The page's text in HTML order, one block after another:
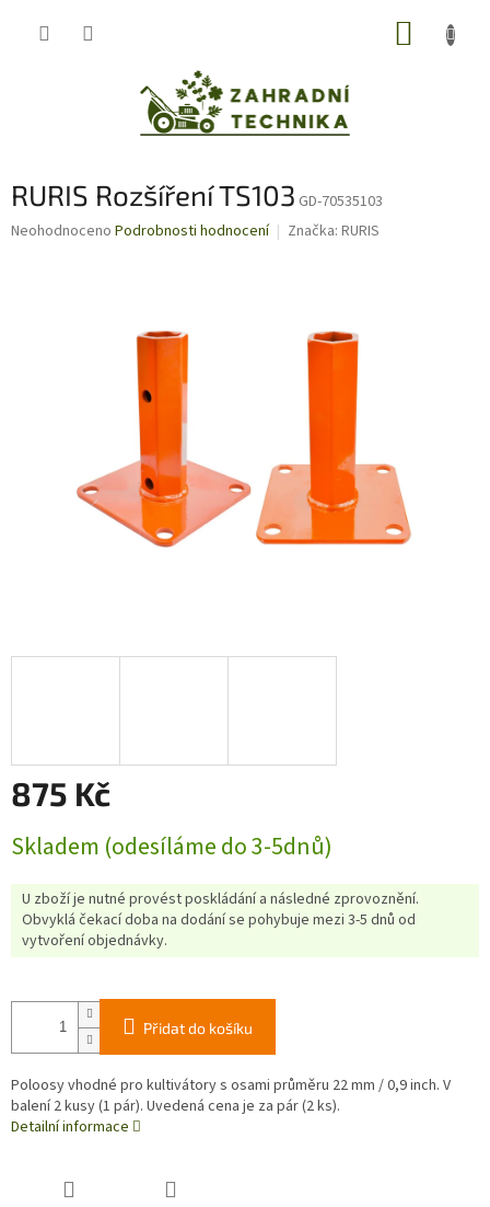
RURIS Rozšíření TS103 GD-70535103
Průměrné
Neohodnoceno Podrobnosti hodnocení Značka: RURIS
875 Kč
cena:
Skladem (odesíláme do 3-5dnů)
U zboží je nutné provést poskládání a následné zprovoznění.
Obvyklá čekací doba na dodání se pohybuje mezi 3-5 dnů od
vytvoření objednávky.
Přidat do košíku
Poloosy vhodné pro kultivátory s osami průměru 22 mm / 0,9 inch. V
balení 2 kusy (1 pár). Uvedená cena je za pár (2 ks).
Detailní informace